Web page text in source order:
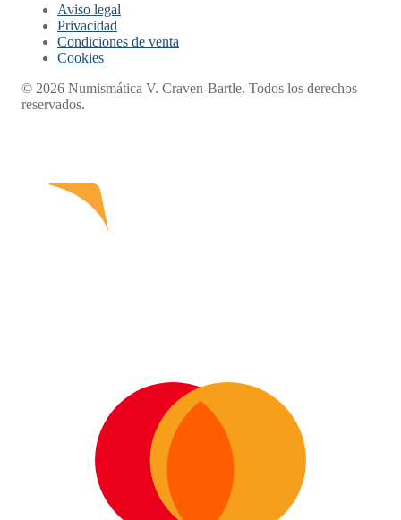
Aviso legal
Privacidad
Condiciones de venta
Cookies
© 2026 Numismática V. Craven-Bartle. Todos los derechos
reservados.